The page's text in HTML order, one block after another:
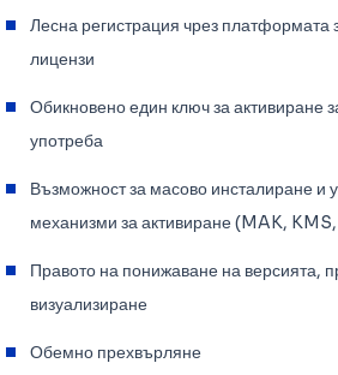
Лесна регистрация чрез платформата
лицензи
Обикновено един ключ за активиране
употреба
Възможност за масово инсталиране и
механизми за активиране (MAK,
Правото на понижаване на версията,
визуализиране
Обемно прехвърляне